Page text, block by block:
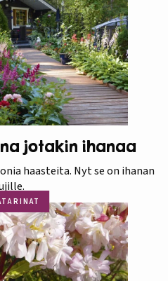
jotakin ihanaa
haasteita. Nyt se on ihanan